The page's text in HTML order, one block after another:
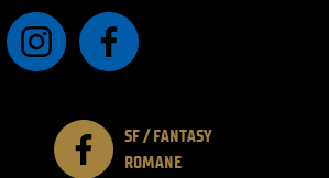
SF / FANTASY
ROMANE